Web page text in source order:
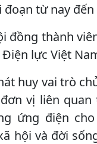
từ nay đến
đồng thành
Điện lực Việt
huy vai trò
vị liên
ứng điện
hội và đời